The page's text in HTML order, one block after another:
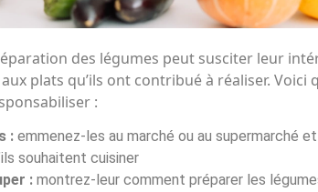
des légumes peut susciter leur
plats qu’ils ont contribué à réaliser. Voici
:
: emmenez-les au marché ou au supermarché
souhaitent cuisiner
: montrez-leur comment préparer les